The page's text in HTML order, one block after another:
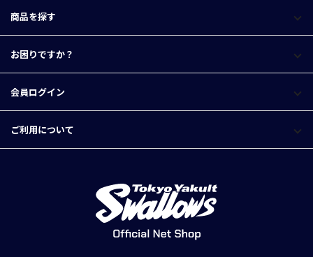
商品を探す
お困りですか？
会員ログイン
ご利用について